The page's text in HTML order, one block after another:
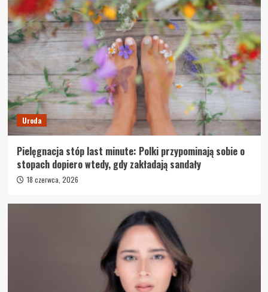
Uroda
Pielęgnacja stóp last minute: Polki przypominają sobie o
stopach dopiero wtedy, gdy zakładają sandały
18 czerwca, 2026